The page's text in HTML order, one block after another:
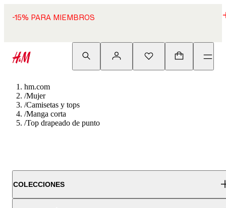
-15% PARA MIEMBROS
hm.com
/Mujer
/Camisetas y tops
/Manga corta
/Top drapeado de punto
COLECCIONES